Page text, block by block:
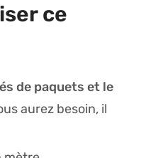
ce
de paquets et le
aurez besoin, il